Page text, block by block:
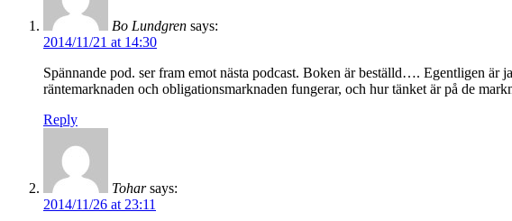
Bo Lundgren says:
2014/11/21 at 14:30
Spännande pod. ser fram emot nästa podcast. Boken är beställd…. Egentligen är
räntemarknaden och obligationsmarknaden fungerar, och hur tänket är på de
Reply
Tohar says:
2014/11/26 at 23:11